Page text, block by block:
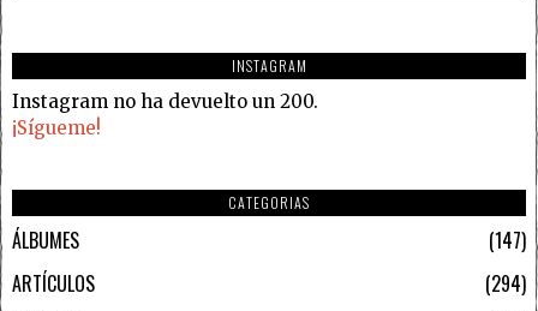
INSTAGRAM
Instagram no ha devuelto un 200.
¡Sígueme!
CATEGORIAS
ÁLBUMES
147
ARTÍCULOS
294